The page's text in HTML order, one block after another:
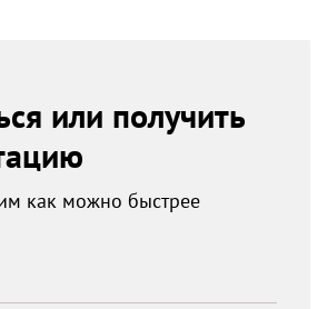
или получить
как можно быстрее